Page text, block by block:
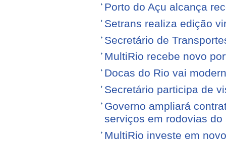
Porto do Açu alcança
Setrans realiza edição
Secretário de
MultiRio recebe novo
Docas do Rio vai
Secretário participa de
Governo ampliará
serviços em rodovias do
MultiRio investe em